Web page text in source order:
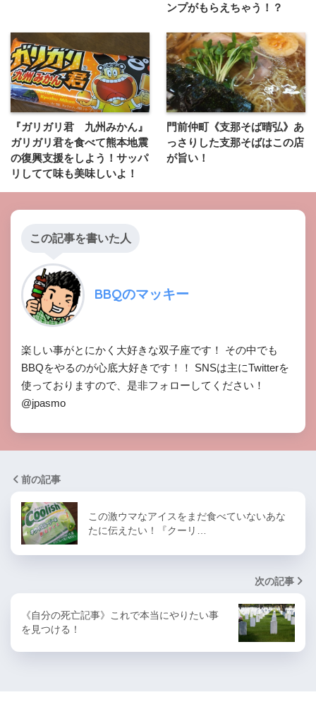
ンプがもらえちゃう！？
『ガリガリ君 九州みかん』
ガリガリ君を食べて熊本地震
の復興支援をしよう！サッパ
リしてて味も美味しいよ！
門前仲町《支那そば晴弘》あ
っさりした支那そばはこの店
が旨い！
この記事を書いた人
BBQのマッキー
楽しい事がとにかく大好きな双子座です！ その中でも
BBQをやるのが心底大好きです！！ SNSは主にTwitterを
使っておりますので、是非フォローしてください！
@jpasmo
前の記事
この激ウマなアイスをまだ食べていないあな
たに伝えたい！『クーリ…
次の記事
《自分の死亡記事》これで本当にやりたい事
を見つける！